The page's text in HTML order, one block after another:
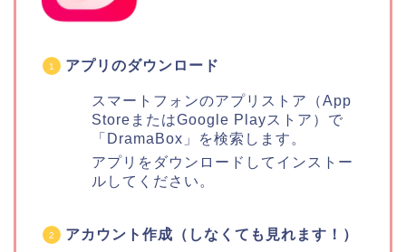
アプリのダウンロード
スマートフォンのアプリストア（App
StoreまたはGoogle Playストア）で
「DramaBox」を検索します。
アプリをダウンロードしてインストー
ルしてください。
アカウント作成（しなくても見れます！）